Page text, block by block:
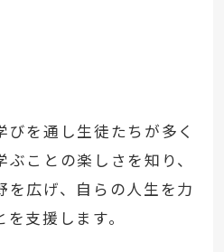
を通し生徒たちが多く
ことの楽しさを知り、
を広げ、自らの人生を力
支援します。